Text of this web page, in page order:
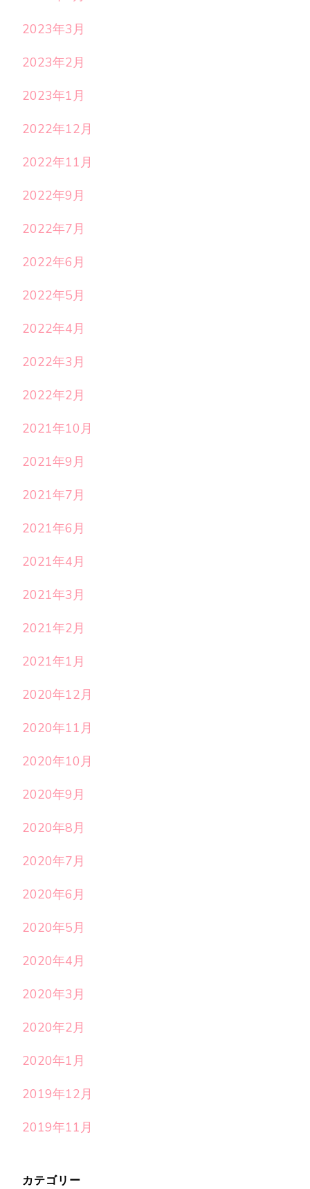
2023年3月
2023年2月
2023年1月
2022年12月
2022年11月
2022年9月
2022年7月
2022年6月
2022年5月
2022年4月
2022年3月
2022年2月
2021年10月
2021年9月
2021年7月
2021年6月
2021年4月
2021年3月
2021年2月
2021年1月
2020年12月
2020年11月
2020年10月
2020年9月
2020年8月
2020年7月
2020年6月
2020年5月
2020年4月
2020年3月
2020年2月
2020年1月
2019年12月
2019年11月
カテゴリー